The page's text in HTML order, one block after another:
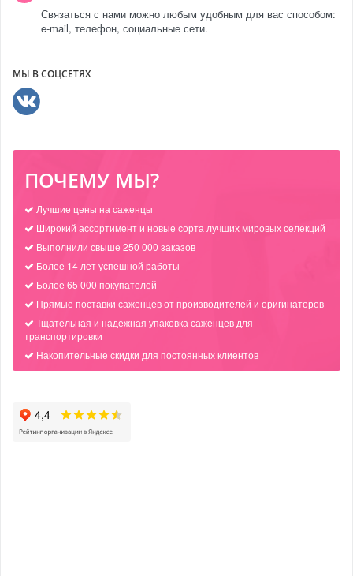
Связаться с нами можно любым удобным для вас способом:
e-mail, телефон, социальные сети.
МЫ В СОЦСЕТЯХ
ПОЧЕМУ МЫ?
Лучшие цены на саженцы
Широкий ассортимент и новые сорта лучших мировых селекций
Выполнили свыше 250 000 заказов
Более 14 лет успешной работы
Более 65 000 покупателей
Прямые поставки саженцев от производителей и оригинаторов
Тщательная и надежная упаковка саженцев для
транспортировки
Накопительные скидки для постоянных клиентов